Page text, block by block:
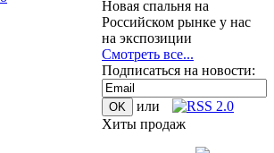
Новая спальня на
Российском рынке у нас
на экспозиции
Смотреть все...
Подписаться на новости:
или
Хиты продаж